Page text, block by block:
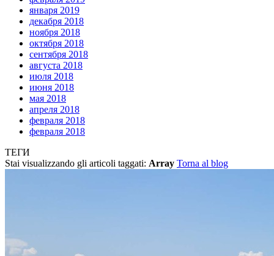
января 2019
декабря 2018
ноября 2018
октября 2018
сентября 2018
августа 2018
июля 2018
июня 2018
мая 2018
апреля 2018
февраля 2018
февраля 2018
ТЕГИ
Stai visualizzando gli articoli taggati: Array Torna al blog